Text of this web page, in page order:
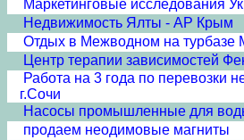
Маркетинговые исследования
Недвижимость Ялты - АР Крым
Отдых в Межводном на турбазе
Центр терапии зависимостей
Работа на 3 года по перевозки
г.Сочи
Насосы промышленные для
продаем неодимовые магниты